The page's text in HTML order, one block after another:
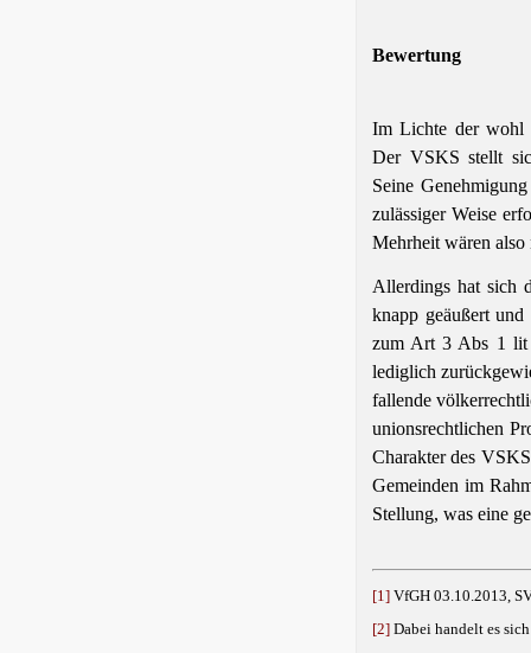
Bewertung
Im Lichte der wohl
Der VSKS stellt
Seine
zulässiger Weise
Mehrheit wären
Allerdings hat sich
knapp geäußert
zum Art 3 Abs 1 lit
lediglich
fallende
unionsrechtlichen
Charakter des
Gemeinden im
Stellung, was eine
[1] VfGH 03.10.2013,
[2] Dabei handelt es